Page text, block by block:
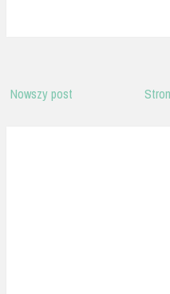
Nowszy post